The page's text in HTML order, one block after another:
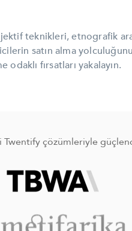
teknikleri, etnografik
satın alma
fırsatları yakalayın.
Twentify çözümleriyle